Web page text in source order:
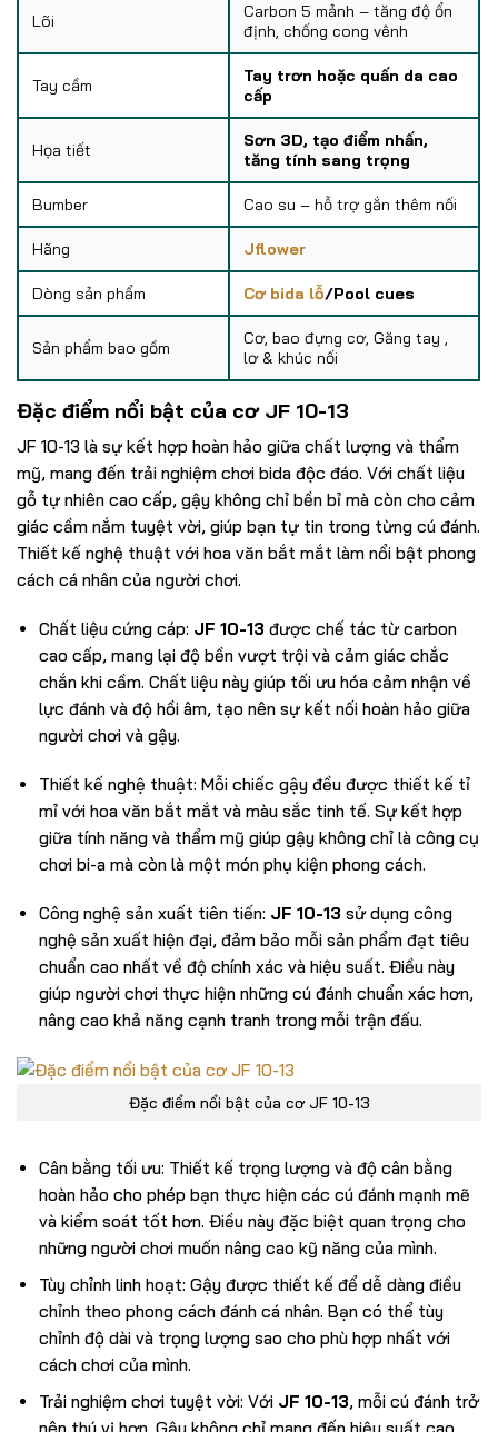
Lõi
Carbon 5 mảnh – tăng độ ổn
định, chống cong vênh
Tay cầm
Tay trơn hoặc quấn da cao
cấp
Họa tiết
Sơn 3D, tạo điểm nhấn,
tăng tính sang trọng
Bumber Cao su – hỗ trợ gắn thêm nối
Hãng Jflower
Dòng sản phẩm Cơ bida lỗ/Pool cues
Sản phẩm bao gồm
Cơ, bao đựng cơ, Găng tay ,
lơ & khúc nối
Đặc điểm nổi bật của cơ JF 10-13
JF 10-13 là sự kết hợp hoàn hảo giữa chất lượng và thẩm
mỹ, mang đến trải nghiệm chơi bida độc đáo. Với chất liệu
gỗ tự nhiên cao cấp, gậy không chỉ bền bỉ mà còn cho cảm
giác cầm nắm tuyệt vời, giúp bạn tự tin trong từng cú đánh.
Thiết kế nghệ thuật với hoa văn bắt mắt làm nổi bật phong
cách cá nhân của người chơi.
Chất liệu cứng cáp: JF 10-13 được chế tác từ carbon
cao cấp, mang lại độ bền vượt trội và cảm giác chắc
chắn khi cầm. Chất liệu này giúp tối ưu hóa cảm nhận về
lực đánh và độ hồi âm, tạo nên sự kết nối hoàn hảo giữa
người chơi và gậy.
Thiết kế nghệ thuật: Mỗi chiếc gậy đều được thiết kế tỉ
mỉ với hoa văn bắt mắt và màu sắc tinh tế. Sự kết hợp
giữa tính năng và thẩm mỹ giúp gậy không chỉ là công cụ
chơi bi-a mà còn là một món phụ kiện phong cách.
Công nghệ sản xuất tiên tiến: JF 10-13 sử dụng công
nghệ sản xuất hiện đại, đảm bảo mỗi sản phẩm đạt tiêu
chuẩn cao nhất về độ chính xác và hiệu suất. Điều này
giúp người chơi thực hiện những cú đánh chuẩn xác hơn,
nâng cao khả năng cạnh tranh trong mỗi trận đấu.
Đặc điểm nổi bật của cơ JF 10-13
Cân bằng tối ưu: Thiết kế trọng lượng và độ cân bằng
hoàn hảo cho phép bạn thực hiện các cú đánh mạnh mẽ
và kiểm soát tốt hơn. Điều này đặc biệt quan trọng cho
những người chơi muốn nâng cao kỹ năng của mình.
Tùy chỉnh linh hoạt: Gậy được thiết kế để dễ dàng điều
chỉnh theo phong cách đánh cá nhân. Bạn có thể tùy
chỉnh độ dài và trọng lượng sao cho phù hợp nhất với
cách chơi của mình.
Trải nghiệm chơi tuyệt vời: Với JF 10-13, mỗi cú đánh trở